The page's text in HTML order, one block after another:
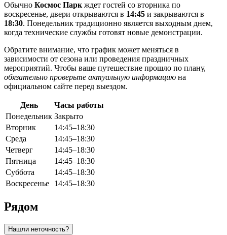
Обычно Космос Парк ждет гостей со вторника по
воскресенье, двери открываются в 14:45 и закрываются в
18:30. Понедельник традиционно является выходным днем,
когда технические службы готовят новые демонстрации.
Обратите внимание, что график может меняться в
зависимости от сезона или проведения праздничных
мероприятий. Чтобы ваше путешествие прошло по плану,
обязательно проверьте актуальную информацию на
официальном сайте перед выездом.
День
Часы работы
Понедельник Закрыто
Вторник
14:45–18:30
Среда
14:45–18:30
Четверг
14:45–18:30
Пятница
14:45–18:30
Суббота
14:45–18:30
Воскресенье
14:45–18:30
Рядом
Нашли неточность?